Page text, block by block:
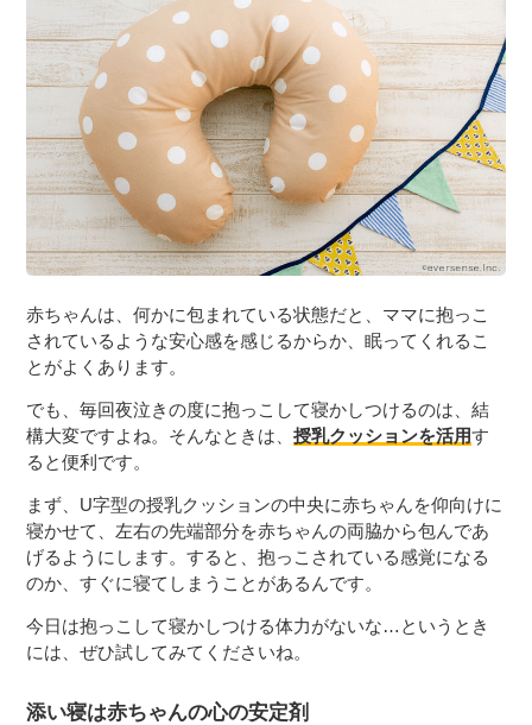
赤ちゃんは、何かに包まれている状態だと、ママに抱っこ
されているような安心感を感じるからか、眠ってくれるこ
とがよくあります。
でも、毎回夜泣きの度に抱っこして寝かしつけるのは、結
構大変ですよね。そんなときは、授乳クッションを活用す
ると便利です。
まず、U字型の授乳クッションの中央に赤ちゃんを仰向けに
寝かせて、左右の先端部分を赤ちゃんの両脇から包んであ
げるようにします。すると、抱っこされている感覚になる
のか、すぐに寝てしまうことがあるんです。
今日は抱っこして寝かしつける体力がないな…というとき
には、ぜひ試してみてくださいね。
添い寝は赤ちゃんの心の安定剤